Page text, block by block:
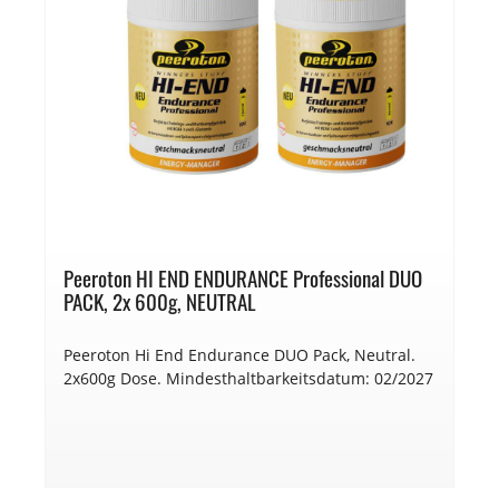
Peeroton HI END ENDURANCE Professional DUO
PACK, 2x 600g, NEUTRAL
Peeroton Hi End Endurance DUO Pack, Neutral.
2x600g Dose. Mindesthaltbarkeitsdatum: 02/2027